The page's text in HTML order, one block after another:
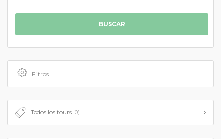
BUSCAR
Filtros
Todos los tours (0)